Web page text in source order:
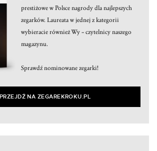
prestiżowe w Polsce nagrody dla najlepszych
zegarków. Laureata w jednej z kategorii
wybieracie również Wy – czytelnicy naszego
magazynu.
Sprawdź nominowane zegarki!
PRZEJDŹ NA ZEGAREKROKU.PL